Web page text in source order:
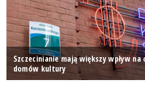
Szczecinianie mają większy wpływ
domów kultury